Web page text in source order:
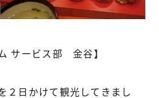
サービス部 金谷】
２日かけて観光してきまし